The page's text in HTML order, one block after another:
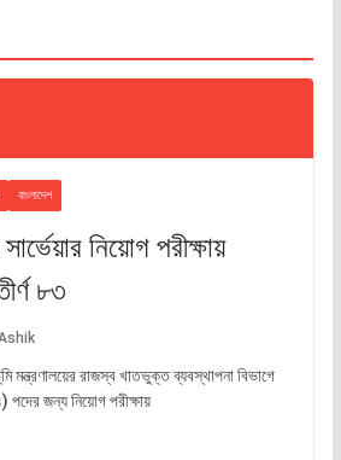
বাংলাদেশ
নিয়োগ পরীক্ষায়
৮৩
মন্ত্রণালয়ের রাজস্ব খাতভুক্ত ব্যবস্থাপনা বিভাগে
পদের জন্য নিয়োগ পরীক্ষায়